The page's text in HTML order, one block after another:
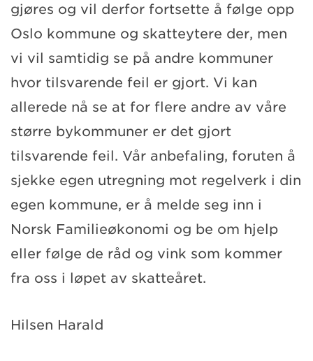
gjøres og vil derfor fortsette å følge opp
Oslo kommune og skatteytere der, men
vi vil samtidig se på andre kommuner
hvor tilsvarende feil er gjort. Vi kan
allerede nå se at for flere andre av våre
større bykommuner er det gjort
tilsvarende feil. Vår anbefaling, foruten å
sjekke egen utregning mot regelverk i din
egen kommune, er å melde seg inn i
Norsk Familieøkonomi og be om hjelp
eller følge de råd og vink som kommer
fra oss i løpet av skatteåret.
Hilsen Harald